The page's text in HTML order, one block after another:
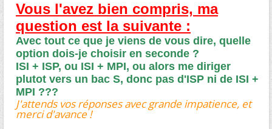
Vous l'avez bien compris, ma
question est la suivante :
Avec tout ce que je viens de vous dire, quelle
option dois-je choisir en seconde ?
ISI + ISP, ou ISI + MPI, ou alors me diriger
plutot vers un bac S, donc pas d'ISP ni de ISI +
MPI ???
J'attends vos réponses avec grande impatience, et
merci d'avance !